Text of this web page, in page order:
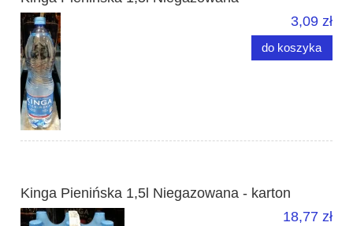
3,09 zł
do koszyka
Kinga Pienińska 1,5l Niegazowana - karton
18,77 zł